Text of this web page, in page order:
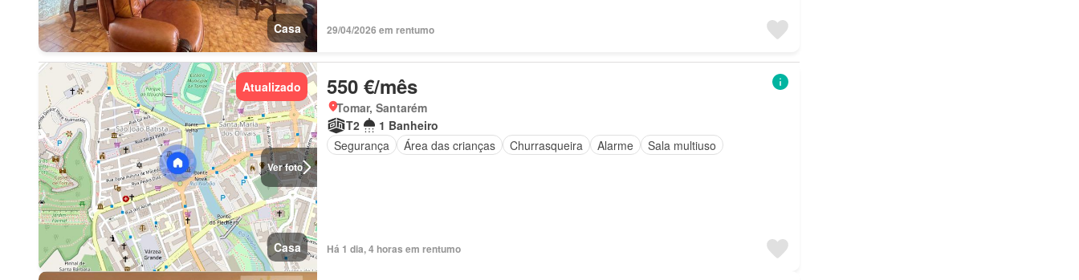
Casa 29/04/2026 em rentumo
Ver foto
Atualizado
Casa
550 €/mês
Tomar, Santarém
T2
1 Banheiro
Segurança
Área das crianças Churrasqueira Alarme Sala multiuso
Há 1 dia, 4 horas em rentumo